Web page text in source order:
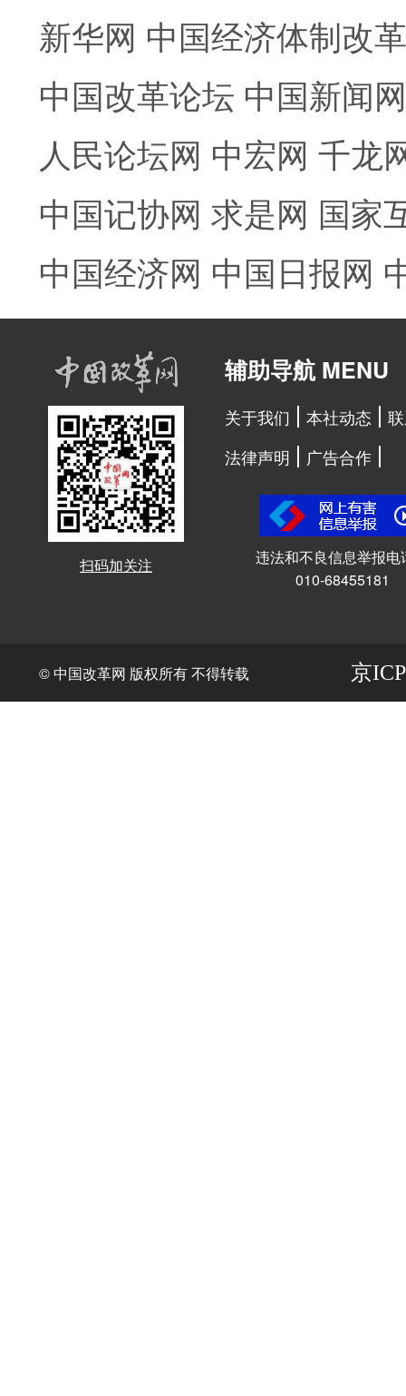
新华网 中国经济体制改
中国改革论坛 中国新闻网
人民论坛网 中宏网 千龙
中国记协网 求是网 国家
中国经济网 中国日报网
扫码加关注
辅助导航 MENU
关于我们 本社动态
法律声明
广告合作
违法和不良信息举报电
010-68455181
© 中国改革网 版权所有 不得转载 京